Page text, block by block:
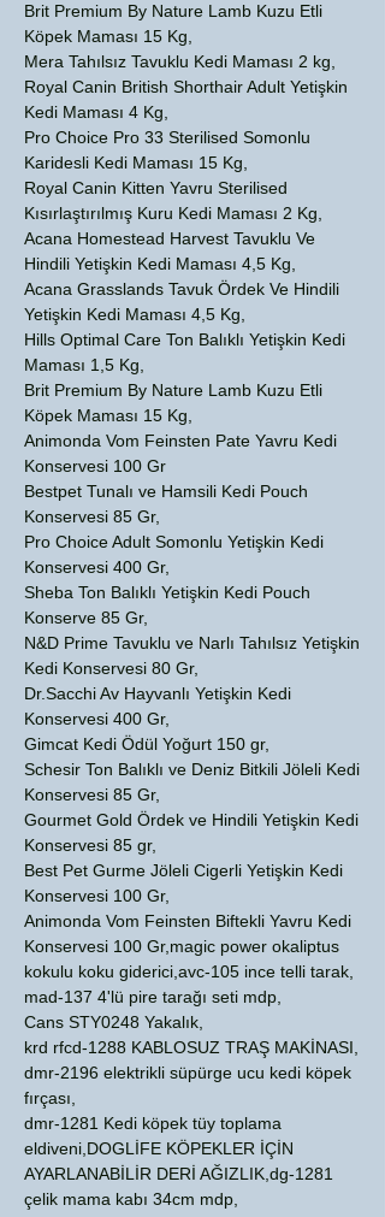
Brit Premium By Nature Lamb Kuzu Etli
Köpek Maması 15 Kg,
Mera Tahılsız Tavuklu Kedi Maması 2 kg,
Royal Canin British Shorthair Adult Yetişkin
Kedi Maması 4 Kg,
Pro Choice Pro 33 Sterilised Somonlu
Karidesli Kedi Maması 15 Kg,
Royal Canin Kitten Yavru Sterilised
Kısırlaştırılmış Kuru Kedi Maması 2 Kg,
Acana Homestead Harvest Tavuklu Ve
Hindili Yetişkin Kedi Maması 4,5 Kg,
Acana Grasslands Tavuk Ördek Ve Hindili
Yetişkin Kedi Maması 4,5 Kg,
Hills Optimal Care Ton Balıklı Yetişkin Kedi
Maması 1,5 Kg,
Brit Premium By Nature Lamb Kuzu Etli
Köpek Maması 15 Kg,
Animonda Vom Feinsten Pate Yavru Kedi
Konservesi 100 Gr
Bestpet Tunalı ve Hamsili Kedi Pouch
Konservesi 85 Gr,
Pro Choice Adult Somonlu Yetişkin Kedi
Konservesi 400 Gr,
Sheba Ton Balıklı Yetişkin Kedi Pouch
Konserve 85 Gr,
N&D Prime Tavuklu ve Narlı Tahılsız Yetişkin
Kedi Konservesi 80 Gr,
Dr.Sacchi Av Hayvanlı Yetişkin Kedi
Konservesi 400 Gr,
Gimcat Kedi Ödül Yoğurt 150 gr,
Schesir Ton Balıklı ve Deniz Bitkili Jöleli Kedi
Konservesi 85 Gr,
Gourmet Gold Ördek ve Hindili Yetişkin Kedi
Konservesi 85 gr,
Best Pet Gurme Jöleli Cigerli Yetişkin Kedi
Konservesi 100 Gr,
Animonda Vom Feinsten Biftekli Yavru Kedi
Konservesi 100 Gr,magic power okaliptus
kokulu koku giderici,avc-105 ince telli tarak,
mad-137 4'lü pire tarağı seti mdp,
Cans STY0248 Yakalık,
krd rfcd-1288 KABLOSUZ TRAŞ MAKİNASI,
dmr-2196 elektrikli süpürge ucu kedi köpek
fırçası,
dmr-1281 Kedi köpek tüy toplama
eldiveni,DOGLİFE KÖPEKLER İÇİN
AYARLANABİLİR DERİ AĞIZLIK,dg-1281
çelik mama kabı 34cm mdp,